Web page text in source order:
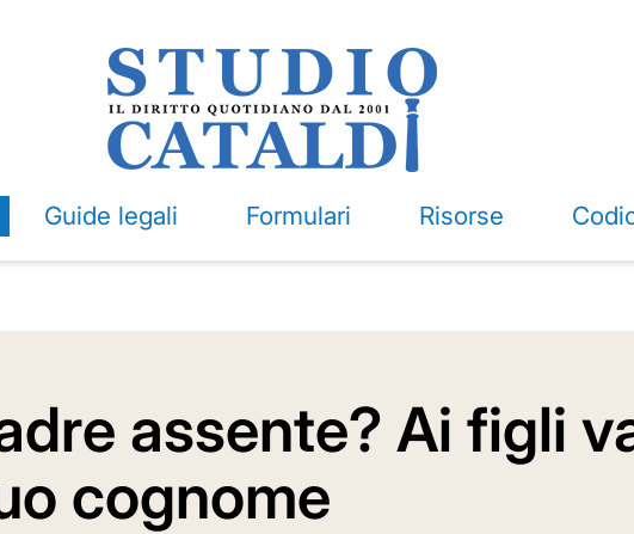
Guide legali Formulari Risorse
assente? Ai figli
cognome